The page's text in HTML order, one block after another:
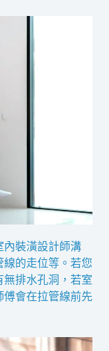
內裝潢設計師溝
的走位等。若您
排水孔洞，若室
傅會在拉管線前先